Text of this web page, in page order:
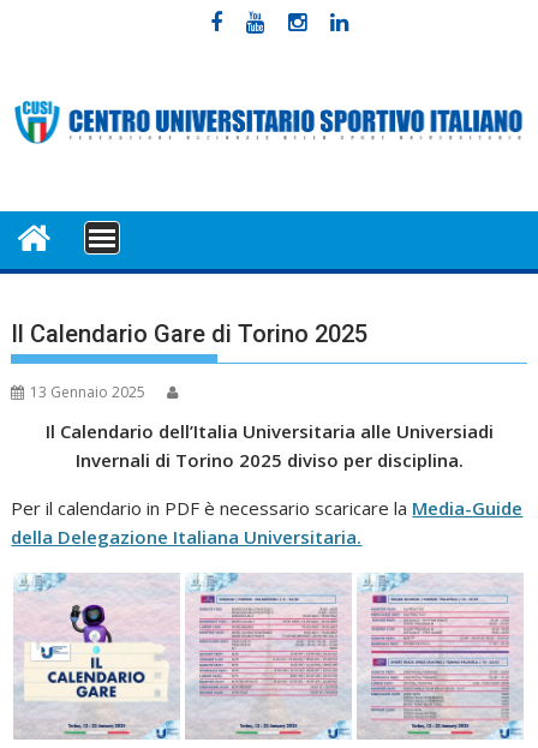
MENU
Il Calendario Gare di Torino 2025
13 Gennaio 2025
Il Calendario dell’Italia Universitaria alle Universiadi
Invernali di Torino 2025 diviso per disciplina.
Per il calendario in PDF è necessario scaricare la Media-Guide
della Delegazione Italiana Universitaria.